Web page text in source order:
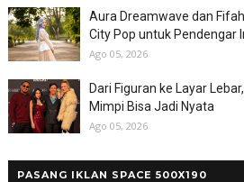
Aura Dreamwave dan
City Pop untuk Pendengar
Ago 05, 2026
Dari Figuran ke Layar
Mimpi Bisa Jadi Nyata
Ago 05, 2026
PASANG IKLAN SPACE 500X190